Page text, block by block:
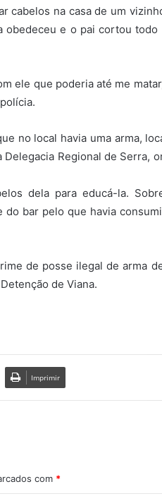
cabelos na casa de um
obedeceu e o pai cortou todo
ele que poderia até me
no local havia uma arma,
Regional de Serra,
dela para educá-la.
bar pelo que havia
de posse ilegal de arma
de Viana.
Imprimir
com *